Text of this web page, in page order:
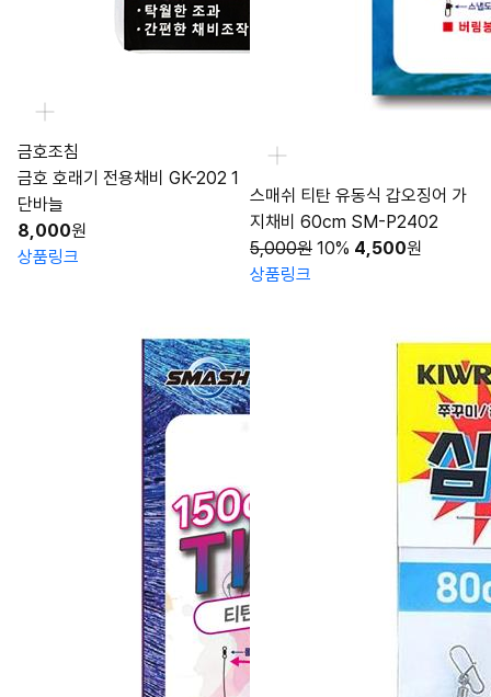
금호조침
금호 호래기 전용채비 GK-202 1
단바늘
8,000원
상품링크
스매쉬 티탄 유동식 갑오징어 가
지채비 60cm SM-P2402
5,000원 10% 4,500원
상품링크